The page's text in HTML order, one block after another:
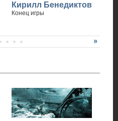
Кирилл Бенедиктов
Конец игры